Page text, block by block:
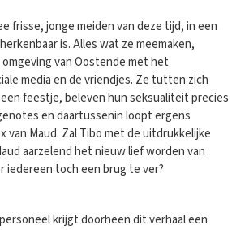
frisse, jonge meiden van deze tijd, in een
is. Alles wat ze meemaken,
van Oostende met het
media en de vriendjes. Ze tutten zich
feestje, beleven hun seksualiteit precies
en daartussenin loopt ergens
van Maud. Zal Tibo met de uitdrukkelijke
aarzelend het nieuw lief worden van
iedereen toch een brug te ver?
krijgt doorheen dit verhaal een